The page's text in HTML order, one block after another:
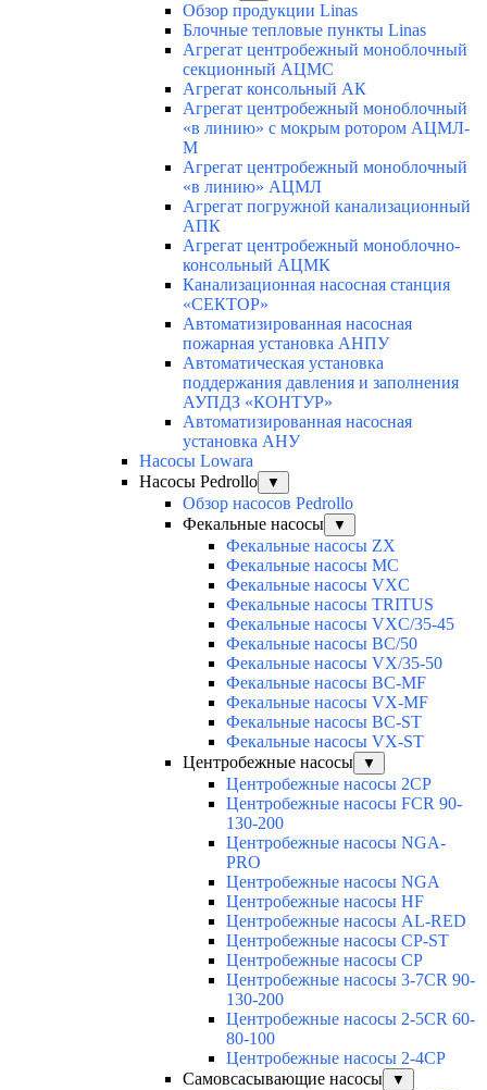
Обзор продукции Linas
Блочные тепловые пункты Linas
Агрегат центробежный моноблочный
секционный АЦМС
Агрегат консольный АК
Агрегат центробежный моноблочный
«в линию» с мокрым ротором АЦМЛ-
М
Агрегат центробежный моноблочный
«в линию» АЦМЛ
Агрегат погружной канализационный
АПК
Агрегат центробежный моноблочно-
консольный АЦМК
Канализационная насосная станция
«СЕКТОР»
Автоматизированная насосная
пожарная установка АНПУ
Автоматическая установка
поддержания давления и заполнения
АУПДЗ «КОНТУР»
Автоматизированная насосная
установка АНУ
Насосы Lowara
Насосы Pedrollo
▼
Обзор насосов Pedrollo
Фекальные насосы
▼
Фекальные насосы ZX
Фекальные насосы MC
Фекальные насосы VXC
Фекальные насосы TRITUS
Фекальные насосы VXC/35-45
Фекальные насосы BC/50
Фекальные насосы VX/35-50
Фекальные насосы BC-MF
Фекальные насосы VX-MF
Фекальные насосы BC-ST
Фекальные насосы VX-ST
Центробежные насосы
▼
Центробежные насосы 2CP
Центробежные насосы FCR 90-
130-200
Центробежные насосы NGA-
PRO
Центробежные насосы NGA
Центробежные насосы HF
Центробежные насосы AL-RED
Центробежные насосы CP-ST
Центробежные насосы CP
Центробежные насосы 3-7CR 90-
130-200
Центробежные насосы 2-5CR 60-
80-100
Центробежные насосы 2-4CP
Самовсасывающие насосы
▼